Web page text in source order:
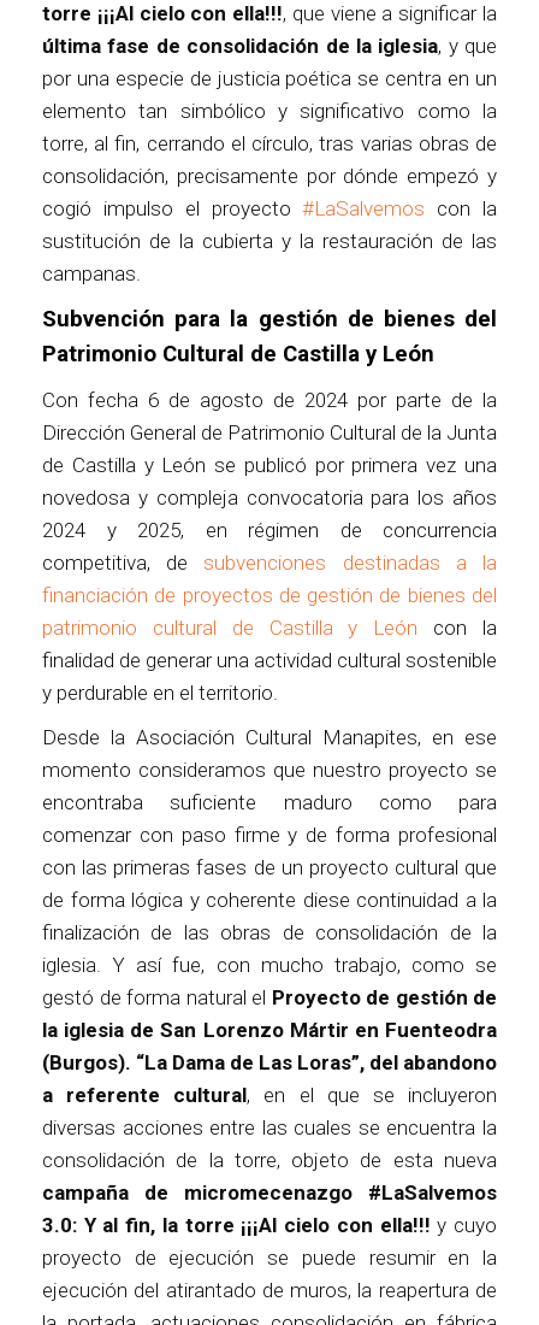
torre ¡¡¡Al cielo con ella!!!, que viene a significar la
última fase de consolidación de la iglesia, y que
por una especie de justicia poética se centra en un
elemento tan simbólico y significativo como la
torre, al fin, cerrando el círculo, tras varias obras de
consolidación, precisamente por dónde empezó y
cogió impulso el proyecto#LaSalvemos con la
sustitución de la cubierta y la restauración de las
campanas.
Subvención para la gestión de bienes del
Patrimonio Cultural de Castilla y León
Con fecha 6 de agosto de 2024 por parte de la
Dirección General de Patrimonio Cultural de la Junta
de Castilla y León se publicó por primera vez una
novedosa y compleja convocatoria para los años
2024 y 2025, en régimen de concurrencia
competitiva, desubvenciones destinadas a la
financiación de proyectos de gestión de bienes del
patrimonio cultural de Castilla y León con la
finalidad de generar una actividad cultural sostenible
y perdurable en el territorio.
Desde la Asociación Cultural Manapites, en ese
momento consideramos que nuestro proyecto se
encontraba suficiente maduro como para
comenzar con paso firme y de forma profesional
con las primeras fases de un proyecto cultural que
de forma lógica y coherente diese continuidad a la
finalización de las obras de consolidación de la
iglesia. Y así fue, con mucho trabajo, como se
gestó de forma natural el Proyecto de gestión de
la iglesia de San Lorenzo Mártir en Fuenteodra
(Burgos). “La Dama de Las Loras”, del abandono
a referente cultural, en el que se incluyeron
diversas acciones entre las cuales se encuentra la
consolidación de la torre, objeto de esta nueva
campaña de micromecenazgo #LaSalvemos
3.0: Y al fin, la torre ¡¡¡Al cielo con ella!!! y cuyo
proyecto de ejecución se puede resumir en la
ejecución del atirantado de muros, la reapertura de